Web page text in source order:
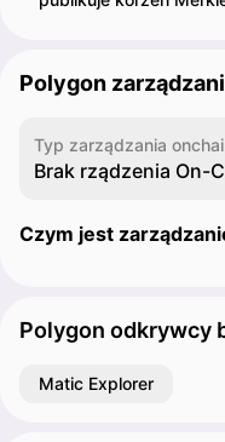
Polygon
Typ zarządzania
Brak rządzenia On-
Czym jest
Polygon odkrywcy
Matic Explorer